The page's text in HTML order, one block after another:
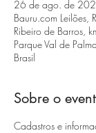
26 de ago. de
Bauru.com Leilões,
Ribeiro de Barros,
Parque Val de
Brasil
Sobre o
Cadastros e